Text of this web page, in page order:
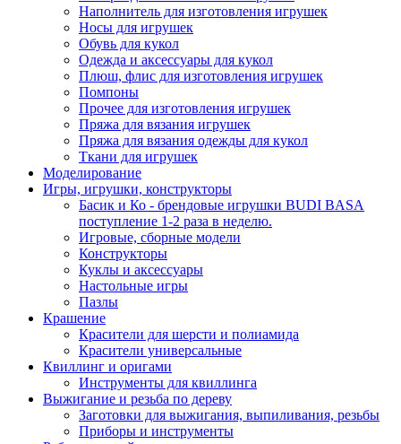
Наполнитель для изготовления игрушек
Носы для игрушек
Обувь для кукол
Одежда и аксессуары для кукол
Плюш, флис для изготовления игрушек
Помпоны
Прочее для изготовления игрушек
Пряжа для вязания игрушек
Пряжа для вязания одежды для кукол
Ткани для игрушек
Моделирование
Игры, игрушки, конструкторы
Басик и Ко - брендовые игрушки BUDI BASA
поступление 1-2 раза в неделю.
Игровые, сборные модели
Конструкторы
Куклы и аксессуары
Настольные игры
Пазлы
Крашение
Красители для шерсти и полиамида
Красители универсальные
Квиллинг и оригами
Инструменты для квиллинга
Выжигание и резьба по дереву
Заготовки для выжигания, выпиливания, резьбы
Приборы и инструменты